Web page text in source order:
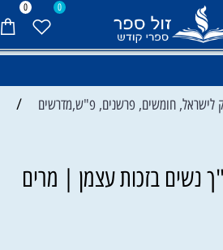
0 0
לישראל, חומשים, פרשנים, פ"ש,מדרשים /
נשים בזכות עצמן | מרים